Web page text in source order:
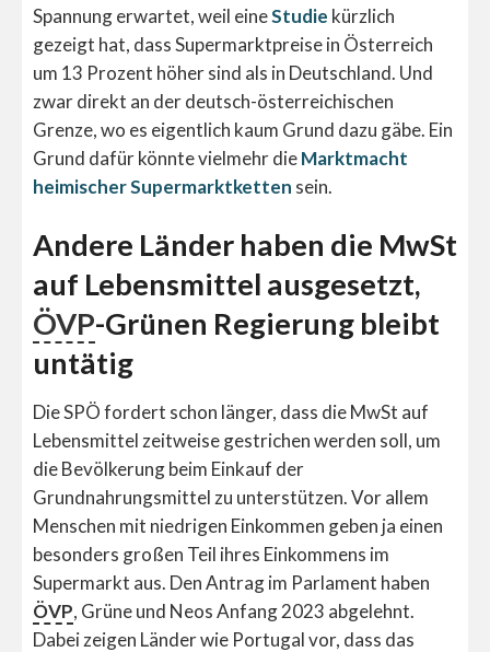
Spannung erwartet, weil eineStudie kürzlich
gezeigt hat, dass Supermarktpreise in Österreich
um 13 Prozent höher sind als in Deutschland. Und
zwar direkt an der deutsch-österreichischen
Grenze, wo es eigentlich kaum Grund dazu gäbe. Ein
Grund dafür könnte vielmehr dieMarktmacht
heimischer Supermarktketten sein.
Andere Länder haben die MwSt
auf Lebensmittel ausgesetzt,
ÖVP-Grünen Regierung bleibt
untätig
Die SPÖ fordert schon länger, dass die MwSt auf
Lebensmittel zeitweise gestrichen werden soll, um
die Bevölkerung beim Einkauf der
Grundnahrungsmittel zu unterstützen. Vor allem
Menschen mit niedrigen Einkommen geben ja einen
besonders großen Teil ihres Einkommens im
Supermarkt aus. Den Antrag im Parlament haben
ÖVP, Grüne und Neos Anfang 2023 abgelehnt.
Dabei zeigen Länder wie Portugal vor, dass das